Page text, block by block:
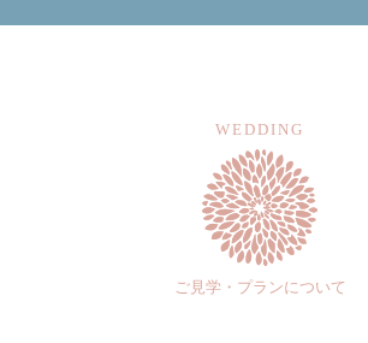
WEDDING
ご見学・プランについて